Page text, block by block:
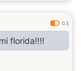
0.5
florida!!!!